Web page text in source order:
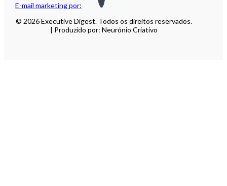
E-mail marketing por:
© 2026 Executive Digest. Todos os direitos reservados.
| Produzido por: Neurónio Criativo